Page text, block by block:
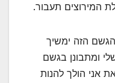
המירוצים תעבור.
הזה ימשיך
ומתבונן בגשם
אני הולך להנות